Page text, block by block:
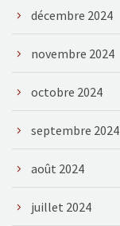
décembre 2024
novembre 2024
octobre 2024
septembre 2024
août 2024
juillet 2024